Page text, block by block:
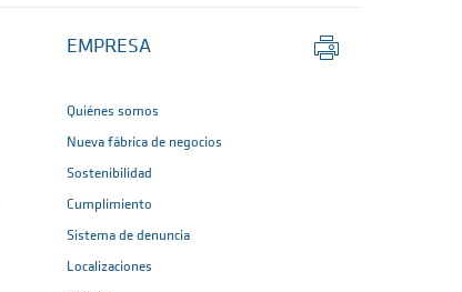
EMPRESA
Quiénes somos
Nueva fábrica de negocios
Sostenibilidad
Cumplimiento
Sistema de denuncia
Localizaciones